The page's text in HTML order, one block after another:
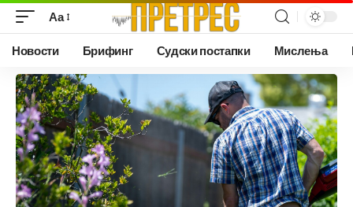
Аа
Новости Брифинг Судски постапки Мислења